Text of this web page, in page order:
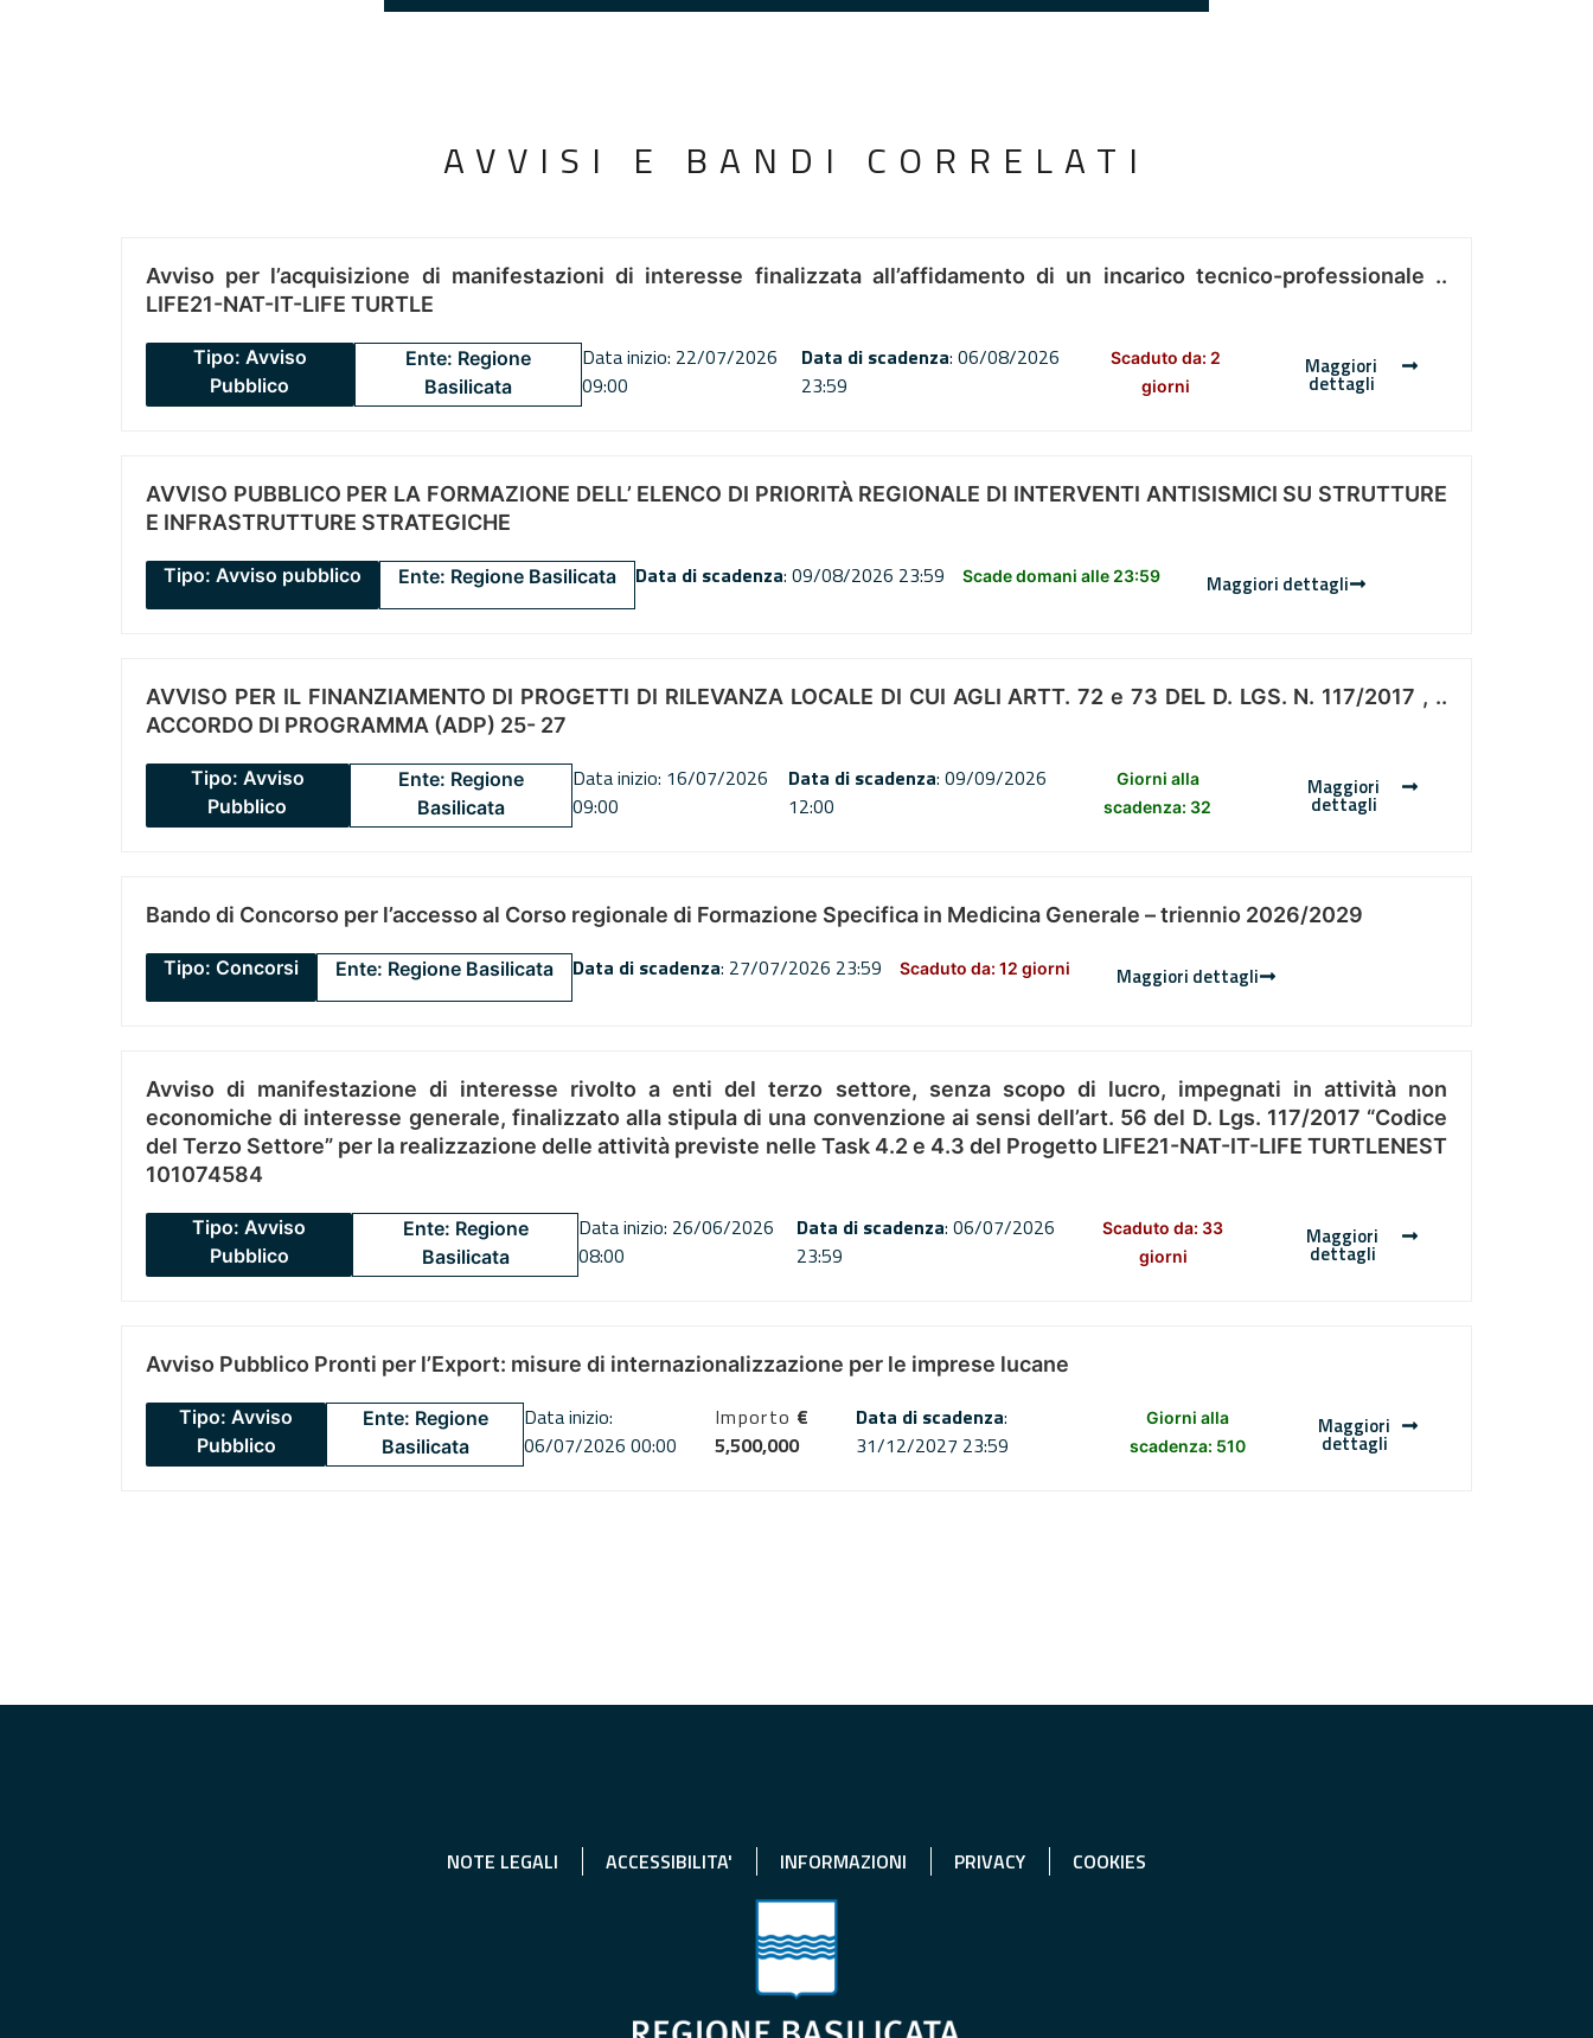
AVVISI E BANDI CORRELATI
Avviso per l’acquisizione di manifestazioni di interesse finalizzata all’affidamento di un incarico tecnico-professionale ..
LIFE21-NAT-IT-LIFE TURTLE
Tipo: Avviso
Pubblico
Ente: Regione
Basilicata
Data inizio: 22/07/2026
09:00
Data di scadenza: 06/08/2026
23:59
Scaduto da: 2
giorni
Maggiori
dettagli
AVVISO PUBBLICO PER LA FORMAZIONE DELL’ ELENCO DI PRIORITÀ REGIONALE DI INTERVENTI ANTISISMICI SU STRUTTURE
E INFRASTRUTTURE STRATEGICHE
Tipo: Avviso pubblico Ente: Regione Basilicata Data di scadenza: 09/08/2026 23:59 Scade domani alle 23:59 Maggiori dettagli
AVVISO PER IL FINANZIAMENTO DI PROGETTI DI RILEVANZA LOCALE DI CUI AGLI ARTT. 72 e 73 DEL D. LGS. N. 117/2017 , ..
ACCORDO DI PROGRAMMA (ADP) 25- 27
Tipo: Avviso
Pubblico
Ente: Regione
Basilicata
Data inizio: 16/07/2026
09:00
Data di scadenza: 09/09/2026
12:00
Giorni alla
scadenza: 32
Maggiori
dettagli
Bando di Concorso per l’accesso al Corso regionale di Formazione Specifica in Medicina Generale – triennio 2026/2029
Tipo: Concorsi Ente: Regione Basilicata Data di scadenza: 27/07/2026 23:59 Scaduto da: 12 giorni Maggiori dettagli
Avviso di manifestazione di interesse rivolto a enti del terzo settore, senza scopo di lucro, impegnati in attività non
economiche di interesse generale, finalizzato alla stipula di una convenzione ai sensi dell’art. 56 del D. Lgs. 117/2017 “Codice
del Terzo Settore” per la realizzazione delle attività previste nelle Task 4.2 e 4.3 del Progetto LIFE21-NAT-IT-LIFE TURTLENEST
101074584
Tipo: Avviso
Pubblico
Ente: Regione
Basilicata
Data inizio: 26/06/2026
08:00
Data di scadenza: 06/07/2026
23:59
Scaduto da: 33
giorni
Maggiori
dettagli
Avviso Pubblico Pronti per l’Export: misure di internazionalizzazione per le imprese lucane
Tipo: Avviso
Pubblico
Ente: Regione
Basilicata
Data inizio:
06/07/2026 00:00
Importo €
5,500,000
Data di scadenza:
31/12/2027 23:59
Giorni alla
scadenza: 510
Maggiori
dettagli
NOTE LEGALI ACCESSIBILITA' INFORMAZIONI PRIVACY COOKIES